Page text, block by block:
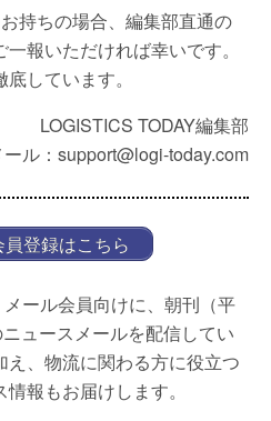
持ちの場合、編集部直通の
報いただければ幸いです。
しています。
LOGISTICS TODAY編集部
ール：support@logi-today.com
員登録はこちら
ール会員向けに、朝刊（平
ュースメールを配信してい
え、物流に関わる方に役立つ
報もお届けします。